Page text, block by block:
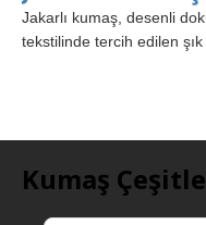
Jakarlı kumaş, desenli
tekstilinde tercih edilen şık
Kumaş